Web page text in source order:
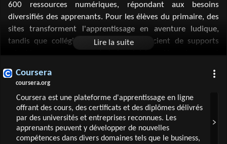
600 ressources numériques, répondant aux besoins
diversifiés des apprenants. Pour les élèves du primaire, des
sites transforment l'apprentissage en aventure ludique,
tandis que collégiens et lycéens bénéficient de supports
spécialisés, préparant les étudiants à leur future carrière.
communauté en ligne solidaire. Enfin, l'apprentissage des
langues étrangères se fait grâce à des outils interactifs et
personnalisés, favorisant l'immersion culturelle et
linguistique.
Coursera
coursera.org
Coursera est une plateforme d'apprentissage en ligne
offrant des cours, des certificats et des diplômes délivrés
par des universités et entreprises reconnues. Les
apprenants peuvent y développer de nouvelles
compétences dans divers domaines tels que le business,